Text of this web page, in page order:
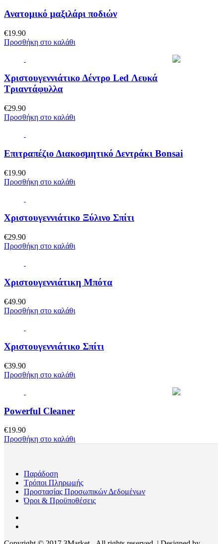
Ανατομικό μαξιλάρι ποδιών
€19.90
Προσθήκη στο καλάθι
Χριστουγεννιάτικο Δέντρο Led Λευκά
Τριαντάφυλλα
€29.90
Προσθήκη στο καλάθι
Επιτραπέζιο Διακοσμητικό Δεντράκι Bonsai
€19.90
Προσθήκη στο καλάθι
Χριστουγεννιάτικο Ξύλινο Σπίτι
€29.90
Προσθήκη στο καλάθι
Χριστουγεννιάτικη Μπότα
€49.90
Προσθήκη στο καλάθι
Χριστουγεννιάτικο Σπίτι
€39.90
Προσθήκη στο καλάθι
Powerful Cleaner
€19.90
Προσθήκη στο καλάθι
Παράδοση
Τρόποι Πληρωμής
Προστασίας Προσωπικών Δεδομένων
Όροι & Προϋποθέσεις